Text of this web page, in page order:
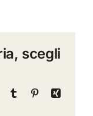
scegli
Tumblr PinterestXing